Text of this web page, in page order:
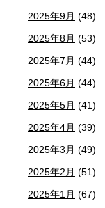
2025年9月 (48)
2025年8月 (53)
2025年7月 (44)
2025年6月 (44)
2025年5月 (41)
2025年4月 (39)
2025年3月 (49)
2025年2月 (51)
2025年1月 (67)